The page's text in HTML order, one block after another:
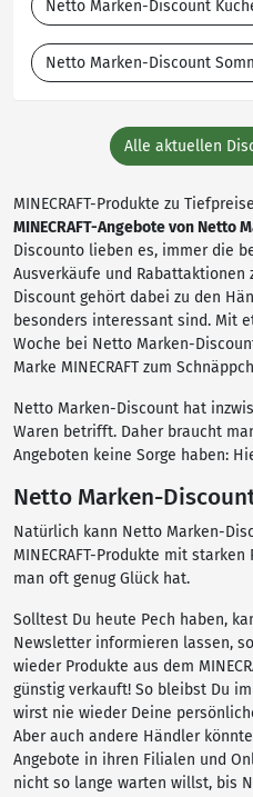
Netto Marken-Discount
Netto Marken-Discount
Alle aktuellen
MINECRAFT-Produkte zu
MINECRAFT-Angebote von Netto
Discounto lieben es, immer die
Ausverkäufe und
Discount gehört dabei zu den
besonders interessant sind. Mit
Woche bei Netto Marken-
Marke MINECRAFT zum
Netto Marken-Discount hat
Waren betrifft. Daher braucht
Angeboten keine Sorge haben:
Netto Marken-Discount
Natürlich kann Netto Marken-
MINECRAFT-Produkte mit
man oft genug Glück hat.
Solltest Du heute Pech haben,
Newsletter informieren lassen,
wieder Produkte aus dem
günstig verkauft! So bleibst Du
wirst nie wieder Deine
Aber auch andere Händler
Angebote in ihren Filialen und
nicht so lange warten willst, bis